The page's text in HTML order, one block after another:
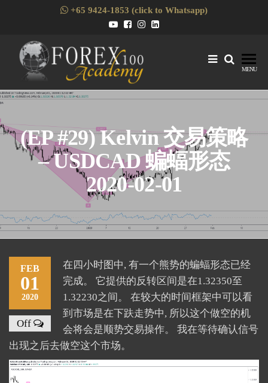
content
+65 9424-1853 (click to Whatsapp)
MENU
(EP #29) Kelvin 交易策略
– USDCAD 蝙蝠形态
2020-02-01
FEB
01
2020
Off
在四小时图中, 有一个熊势的蝙蝠形态已经
完成。 它提供的反转区间是在1.32350至
1.32230之间。 在较大的时间框架中可以看
到市场是在下趺走势中, 所以这个做空的机
会将会是顺势交易操作。 我在等待确认信号
出现之后去做空这个市场。